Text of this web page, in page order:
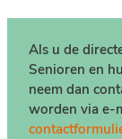
Als u de
Senioren en
neem dan
worden via e-